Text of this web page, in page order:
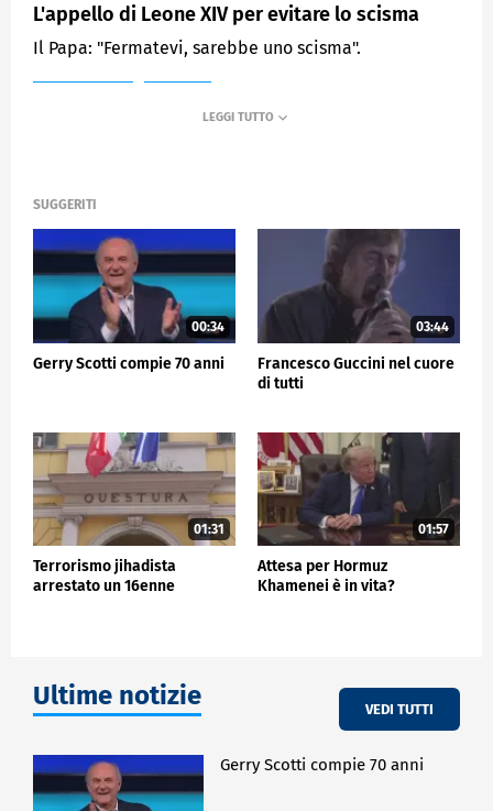
L'appello di Leone XIV per evitare lo scisma
Il Papa: "Fermatevi, sarebbe uno scisma".
SUGGERITI
00:34
Gerry Scotti compie 70 anni
03:44
Francesco Guccini nel cuore
di tutti
01:31
Terrorismo jihadista
arrestato un 16enne
01:57
Attesa per Hormuz
Khamenei è in vita?
Ultime notizie VEDI TUTTI
Gerry Scotti compie 70 anni